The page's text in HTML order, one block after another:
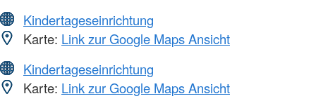
Kindertageseinrichtung
Karte: Link zur Google Maps Ansicht
Kindertageseinrichtung
Karte: Link zur Google Maps Ansicht